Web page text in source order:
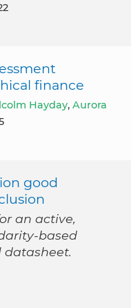
finance
Hayday, Aurora
good
an active,
based
datasheet.